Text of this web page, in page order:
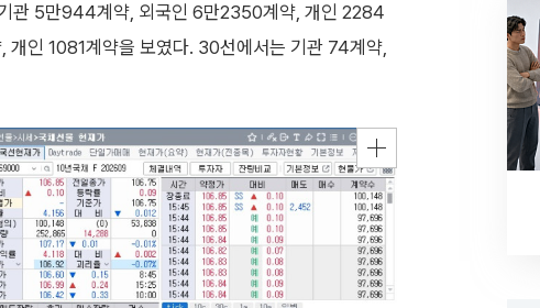
관 5만944계약, 외국인 6만2350계약, 개인 2284
인 1081계약을 보였다. 30선에서는 기관 74계약,